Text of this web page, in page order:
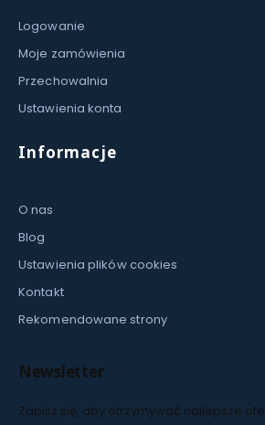
Logowanie
Moje zamówienia
Przechowalnia
Ustawienia konta
Informacje
O nas
Blog
Ustawienia plików cookies
Kontakt
Rekomendowane strony
Newsletter
Zapisz się, aby otrzymywać najlepsze